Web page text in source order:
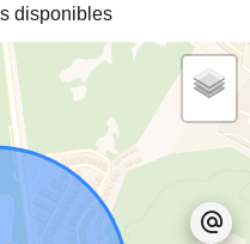
disponibles